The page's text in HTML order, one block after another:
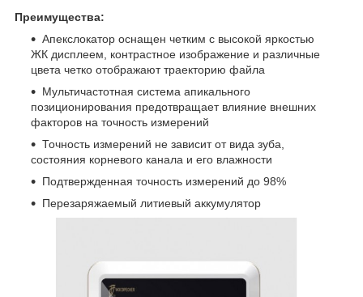
Преимущества:
Апекслокатор оснащен четким с высокой яркостью
ЖК дисплеем, контрастное изображение и различные
цвета четко отображают траекторию файла
Мультичастотная система апикального
позиционирования предотвращает влияние внешних
факторов на точность измерений
Точность измерений не зависит от вида зуба,
состояния корневого канала и его влажности
Подтвержденная точность измерений до 98%
Перезаряжаемый литиевый аккумулятор